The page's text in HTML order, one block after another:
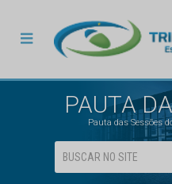
PAUTA
Pauta das Sessões